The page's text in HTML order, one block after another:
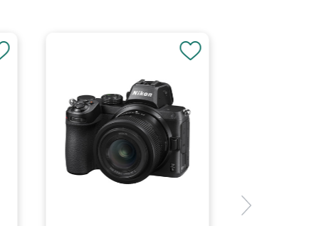
en mode Close-up, photos en plan